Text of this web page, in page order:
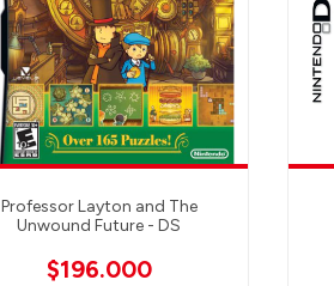
Professor Layton and The
Unwound Future - DS
$196.000